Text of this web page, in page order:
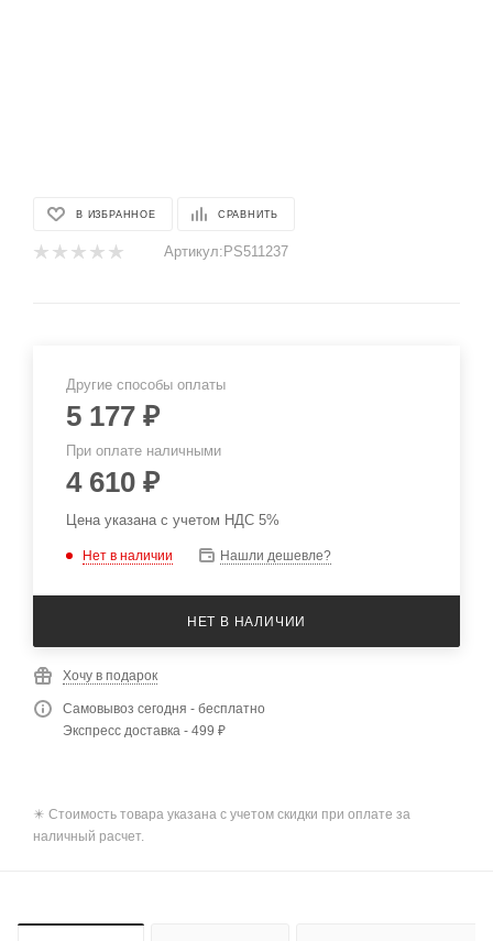
В ИЗБРАННОЕ СРАВНИТЬ
Артикул: PS511237
Другие способы оплаты
5 177 ₽
При оплате наличными
4 610 ₽
Цена указана с учетом НДС 5%
Нет в наличии Нашли дешевле?
НЕТ В НАЛИЧИИ
Хочу в подарок
Самовывоз сегодня - бесплатно
Экспресс доставка - 499 ₽
✴️ Стоимость товара указана с учетом скидки при оплате за
наличный расчет.